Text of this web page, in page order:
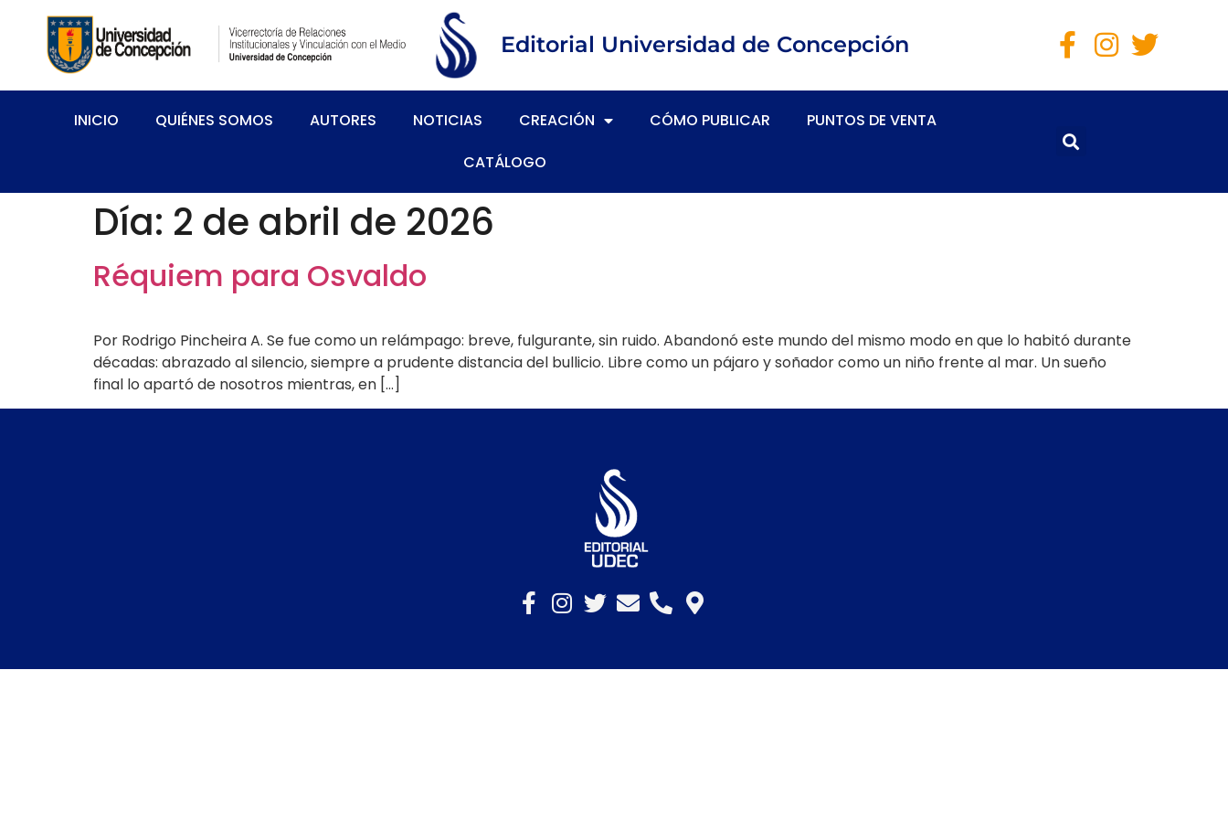
Editorial Universidad de Concepción
INICIO QUIÉNES SOMOS AUTORES NOTICIAS CREACIÓN CÓMO PUBLICAR
PUNTOS DE VENTA
CATÁLOGO
Día: 2 de abril de 2026
Réquiem para Osvaldo
Por Rodrigo Pincheira A. Se fue como un relámpago: breve, fulgurante, sin ruido. Abandonó este mundo del mismo modo en que lo habitó durante
décadas: abrazado al silencio, siempre a prudente distancia del bullicio. Libre como un pájaro y soñador como un niño frente al mar. Un sueño
final lo apartó de nosotros mientras, en […]